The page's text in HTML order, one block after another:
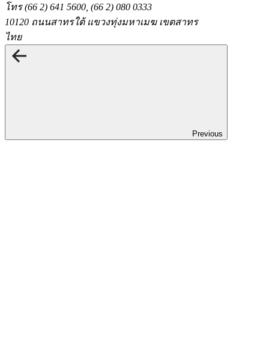
โทร (66 2) 641 5600, (66 2) 080 0333
10120 ถนนสาทรใต้ แขวงทุ่งมหาเมฆ เขตสาทร
ไทย
Previous